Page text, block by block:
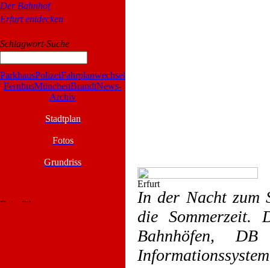
Der Bahnhof
Erfurt entdecken
Schlagwort-Suche
ParkhausPolizeiFahrplanwechsel
FernbusMünchenBrandtNews-
Archiv
Stadtplan
Fotos
Grundriss
In der Nacht zum
die
Bahnhöfen,